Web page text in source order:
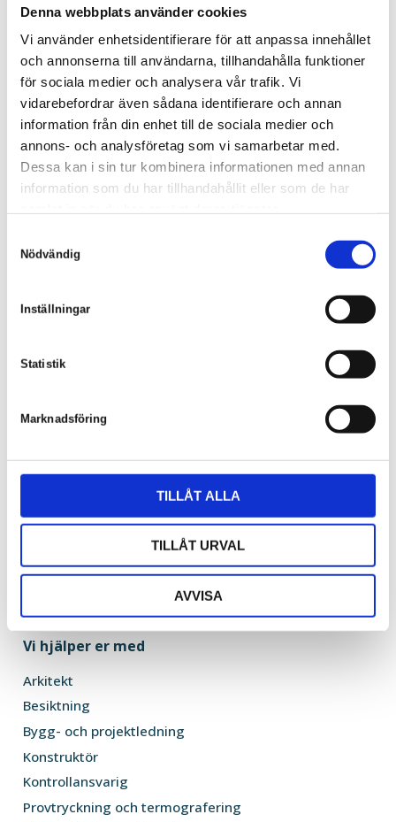
Denna webbplats använder cookies
Vi använder enhetsidentifierare för att anpassa innehållet
och annonserna till användarna, tillhandahålla funktioner
för sociala medier och analysera vår trafik. Vi
vidarebefordrar även sådana identifierare och annan
information från din enhet till de sociala medier och
annons- och analysföretag som vi samarbetar med.
Dessa kan i sin tur kombinera informationen med annan
information som du har tillhandahållit eller som de har
Nödvändig
Inställningar
Statistik
Marknadsföring
TILLÅT ALLA
TILLÅT URVAL
AVVISA
fritiden, då resmål ofta består av platser med
intressanta byggnadsverk alternativ med bra musik.
Annars förläggs den mesta delen av fritiden till att
renovera ett gammalt mejeri några kilometer söder
om Falkenberg.
Arkitekt
0346-487 62
william@skoldforsberg.se
SKÖLD FORSBERG AB
info@skoldforsberg.se
Vi hjälper er med
Arkitekt
Besiktning
Bygg- och projektledning
Konstruktör
Kontrollansvarig
Provtryckning och termografering